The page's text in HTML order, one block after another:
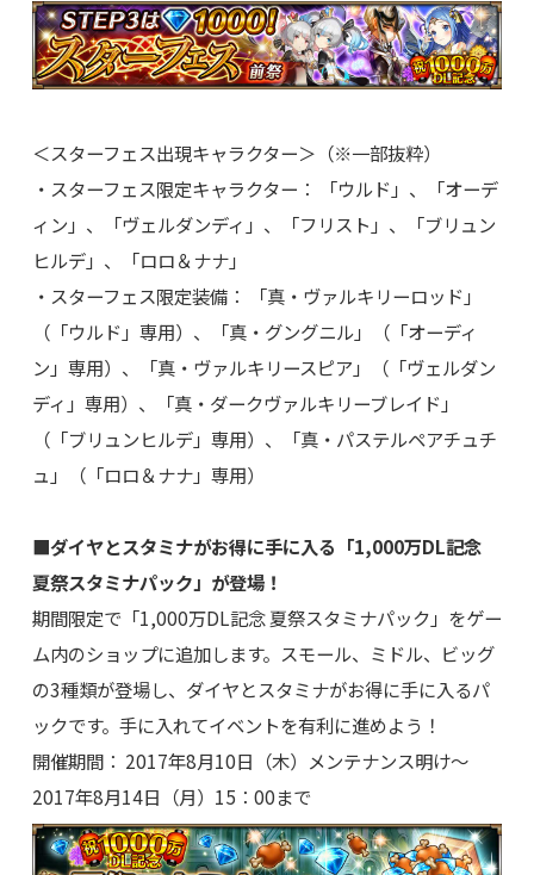
＜スターフェス出現キャラクター＞（※一部抜粋）
・スターフェス限定キャラクター： 「ウルド」、「オーデ
ィン」、「ヴェルダンディ」、「フリスト」、「ブリュン
ヒルデ」、「ロロ＆ナナ」
・スターフェス限定装備： 「真・ヴァルキリーロッド」
（「ウルド」専用）、「真・グングニル」（「オーディ
ン」専用）、「真・ヴァルキリースピア」（「ヴェルダン
ディ」専用）、「真・ダークヴァルキリーブレイド」
（「ブリュンヒルデ」専用）、「真・パステルペアチュチ
ュ」（「ロロ＆ナナ」専用）
■ダイヤとスタミナがお得に手に入る「1,000万DL記念
夏祭スタミナパック」が登場！
期間限定で「1,000万DL記念 夏祭スタミナパック」をゲー
ム内のショップに追加します。スモール、ミドル、ビッグ
の3種類が登場し、ダイヤとスタミナがお得に手に入るパ
ックです。手に入れてイベントを有利に進めよう！
開催期間： 2017年8月10日（木）メンテナンス明け～
2017年8月14日（月）15：00まで